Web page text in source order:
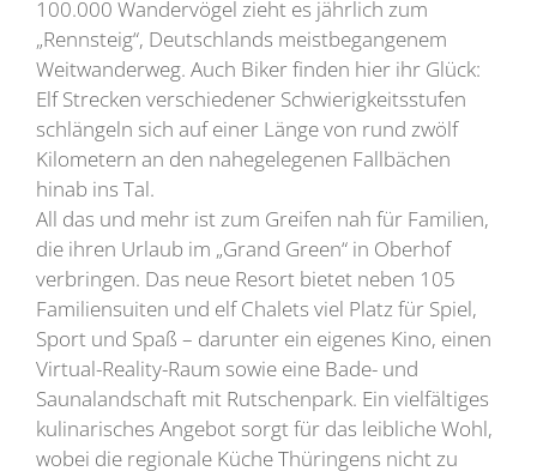
100.000 Wandervögel zieht es jährlich zum
„Rennsteig“, Deutschlands meistbegangenem
Weitwanderweg. Auch Biker finden hier ihr Glück:
Elf Strecken verschiedener Schwierigkeitsstufen
schlängeln sich auf einer Länge von rund zwölf
Kilometern an den nahegelegenen Fallbächen
hinab ins Tal.
All das und mehr ist zum Greifen nah für Familien,
die ihren Urlaub im „Grand Green“ in Oberhof
verbringen. Das neue Resort bietet neben 105
Familiensuiten und elf Chalets viel Platz für Spiel,
Sport und Spaß – darunter ein eigenes Kino, einen
Virtual-Reality-Raum sowie eine Bade- und
Saunalandschaft mit Rutschenpark. Ein vielfältiges
kulinarisches Angebot sorgt für das leibliche Wohl,
wobei die regionale Küche Thüringens nicht zu